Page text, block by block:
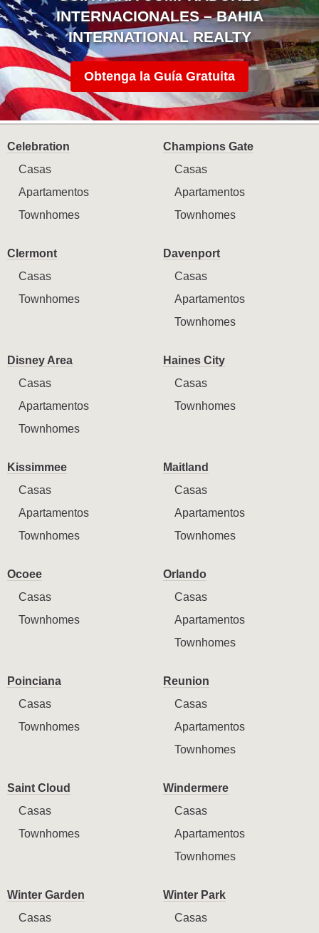
INTERNACIONALES – BAHIA
INTERNATIONAL REALTY
Obtenga la Guía Gratuita
Celebration
Casas
Apartamentos
Townhomes
Champions Gate
Casas
Apartamentos
Townhomes
Clermont
Casas
Townhomes
Davenport
Casas
Apartamentos
Townhomes
Disney Area
Casas
Apartamentos
Townhomes
Haines City
Casas
Townhomes
Kissimmee
Casas
Apartamentos
Townhomes
Maitland
Casas
Apartamentos
Townhomes
Ocoee
Casas
Townhomes
Orlando
Casas
Apartamentos
Townhomes
Poinciana
Casas
Townhomes
Reunion
Casas
Apartamentos
Townhomes
Saint Cloud
Casas
Townhomes
Windermere
Casas
Apartamentos
Townhomes
Winter Garden
Casas
Winter Park
Casas